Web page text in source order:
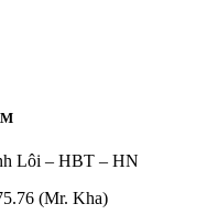
Lôi – HBT – HN
(Mr. Kha)